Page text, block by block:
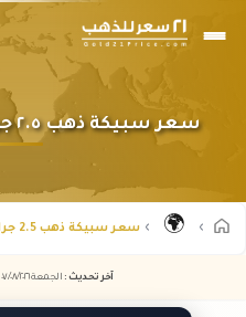
سعر سبيكة ذهب ٢.٥ جرام عيار ٢٤ اليوم عالمياً
🌍 سعر سبيكة ذهب 2.5 جرام عيار 24 اليوم عالمياً
آخر تحديث : الجمعة ٠٧ /٠٨/٢٠٢٦ -